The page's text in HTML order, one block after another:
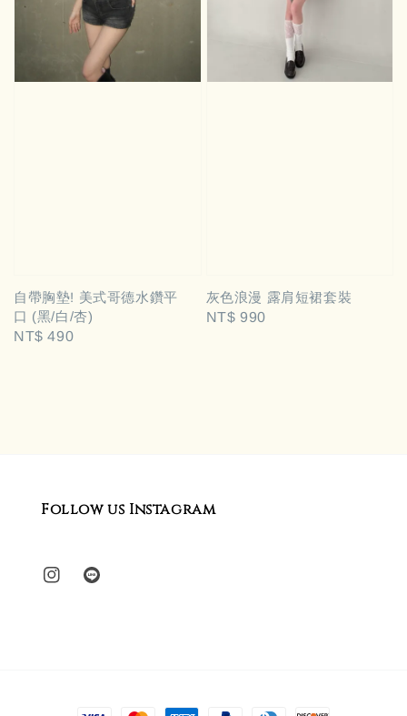
自帶胸墊! 美式哥德水鑽平
口 (黑/白/杏)
Regular
NT$ 490
灰色浪漫 露肩短裙套裝
Regular
NT$ 990
Follow us Instagram